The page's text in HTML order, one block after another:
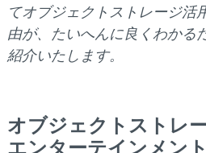
てオブジェクトストレージ活
由が、たいへんに良くわかる
紹介いたします。
オブジェクトストレ
エンターテインメン